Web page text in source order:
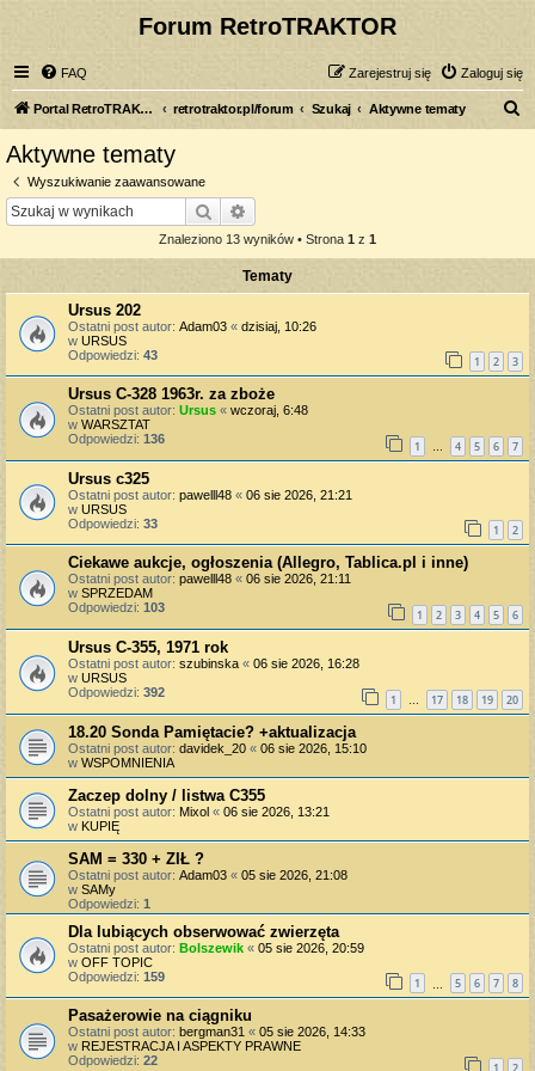
Forum RetroTRAKTOR
FAQ Zaloguj się
Zarejestruj się
Portal RetroTRAKTOR.pl retrotraktor.pl/forum Szukaj Aktywne tematy
Aktywne tematy
Wyszukiwanie zaawansowane
Szukaj
Znaleziono 13 wyników • Strona 1 z 1
Tematy
Ursus 202
Ostatni post autor: Adam03 « dzisiaj, 10:26
w URSUS
Odpowiedzi: 43 1 2 3
Ursus C-328 1963r. za zboże
Ostatni post autor: Ursus « wczoraj, 6:48
w WARSZTAT
Odpowiedzi: 136 1 … 4 5 6 7
Ursus c325
Ostatni post autor: pawelll48 « 06 sie 2026, 21:21
w URSUS
Odpowiedzi: 33 1 2
Ciekawe aukcje, ogłoszenia (Allegro, Tablica.pl i inne)
Ostatni post autor: pawelll48 « 06 sie 2026, 21:11
w SPRZEDAM
Odpowiedzi: 103 1 2 3 4 5 6
Ursus C-355, 1971 rok
Ostatni post autor: szubinska « 06 sie 2026, 16:28
w URSUS
Odpowiedzi: 392 1 … 17 18 19 20
18.20 Sonda Pamiętacie? +aktualizacja
Ostatni post autor: davidek_20 « 06 sie 2026, 15:10
w WSPOMNIENIA
Zaczep dolny / listwa C355
Ostatni post autor: Mixol « 06 sie 2026, 13:21
w KUPIĘ
SAM = 330 + ZIŁ ?
Ostatni post autor: Adam03 « 05 sie 2026, 21:08
w SAMy
Odpowiedzi: 1
Dla lubiących obserwować zwierzęta
Ostatni post autor: Bolszewik « 05 sie 2026, 20:59
w OFF TOPIC
Odpowiedzi: 159 1 5 6 7 8
Pasażerowie na ciągniku
Ostatni post autor: bergman31 « 05 sie 2026, 14:33
w REJESTRACJA I ASPEKTY PRAWNE
Odpowiedzi: 22